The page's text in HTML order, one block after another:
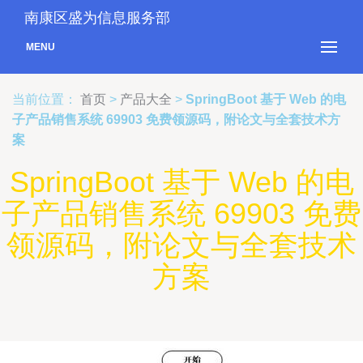
南康区盛为信息服务部
MENU
当前位置： 首页 > 产品大全 > SpringBoot 基于 Web 的电
子产品销售系统 69903 免费领源码，附论文与全套技术方
案
SpringBoot 基于 Web 的电
子产品销售系统 69903 免费
领源码，附论文与全套技术
方案